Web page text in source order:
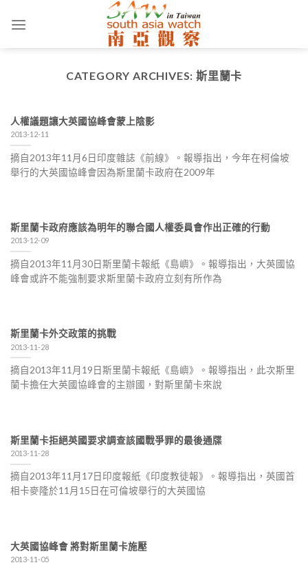
CATEGORY ARCHIVES: 斯里蘭卡
人權議題讓大英國協峰會蒙上陰影
2013-12-11
摘自2013年11月6日印度雜誌《前線》。報導指出，今年在柯倫坡
舉行的大英國協峰會因為斯里蘭卡政府在2009年
斯里蘭卡政府應該為明年的聯合國人權委員會作出正確的行動
2013-12-09
摘自2013年11月30日斯里蘭卡報紙《島嶼》。報導指出，大英國協
峰會或許不能強制要求斯里蘭卡政府立刻有所作為
斯里蘭卡外交政策的挑戰
2013-11-28
摘自2013年11月19日斯里蘭卡報紙《島嶼》。報導指出，此次斯里
蘭卡擔任大英國協峰會的主辦國，對斯里蘭卡來說
斯里蘭卡拒絕英國要求調查該國戰爭罪的最後通牒
2013-11-28
摘自2013年11月17日印度報紙《印度教徒報》。報導指出，英國首
相卡麥隆於11月15日在可倫坡舉行的大英國協
大英國協峰會 將對斯里蘭卡施壓
2013-11-05